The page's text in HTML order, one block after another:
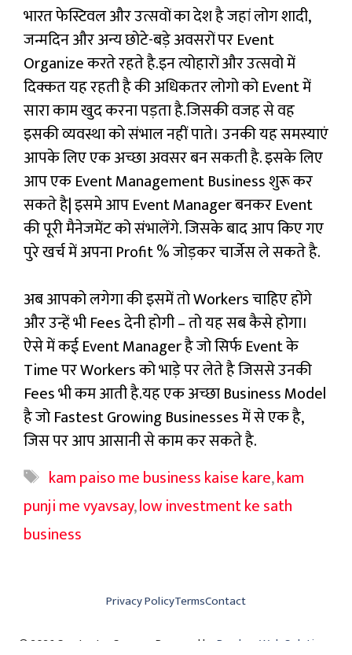
भारत फेस्टिवल और उत्सवों का देश है जहां लोग शादी,
जन्मदिन और अन्य छोटे-बड़े अवसरों पर Event
Organize करते रहते है.इन त्योहारों और उत्सवो में
दिक्कत यह रहती है की अधिकतर लोगो को Event में
सारा काम खुद करना पड़ता है.जिसकी वजह से वह
इसकी व्यवस्था को संभाल नहीं पाते। उनकी यह समस्याएं
आपके लिए एक अच्छा अवसर बन सकती है. इसके लिए
आप एक Event Management Business शुरू कर
सकते है| इसमे आप Event Manager बनकर Event
की पूरी मैनेजमेंट को संभालेंगे. जिसके बाद आप किए गए
पुरे खर्च में अपना Profit % जोड़कर चार्जेस ले सकते है.
अब आपको लगेगा की इसमें तो Workers चाहिए होंगे
और उन्हें भी Fees देनी होगी – तो यह सब कैसे होगा।
ऐसे में कई Event Manager है जो सिर्फ Event के
Time पर Workers को भाड़े पर लेते है जिससे उनकी
Fees भी कम आती है.यह एक अच्छा Business Model
है जो Fastest Growing Businesses में से एक है,
जिस पर आप आसानी से काम कर सकते है.
Tags
kam paiso me business kaise kare,kam
punji me vyavsay,low investment ke sath
business
© 2026 Swatantra Samay • Powered by Parshva Web Solutions
Privacy PolicyTermsContact